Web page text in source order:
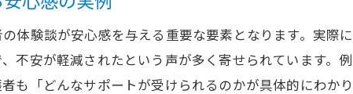
成功事例から学ぶ学習塾の選び方
説明会で聞くべき学習塾の成功談
体験談が安心感を与える重要な要素となります。実際
不安が軽減されたという声が多く寄せられています。
も「どんなサポートが受けられるのかが具体的にわか